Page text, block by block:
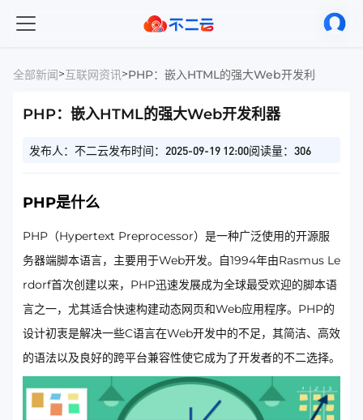
全部新闻>互联网资讯>PHP：嵌入HTML的强大Web开发利器
PHP：嵌入HTML的强大Web开发利器
发布人：不二云发布时间：2025-09-19 12:00阅读量：306
PHP是什么
PHP（Hypertext Preprocessor）是一种广泛使用的开源服
务器端脚本语言，主要用于Web开发。自1994年由Rasmus Le
rdorf首次创建以来，PHP迅速发展成为全球最受欢迎的脚本语
言之一，尤其适合快速构建动态网页和Web应用程序。PHP的
设计初衷是解决一些C语言在Web开发中的不足，其简洁、高效
的语法以及良好的跨平台兼容性使它成为了开发者的不二选择。